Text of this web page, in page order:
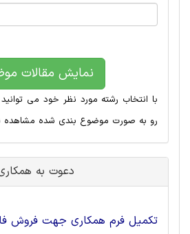
نمایش مقالات
با انتخاب رشته مورد نظر خود می
رو به صورت موضوع بندی شده مشاهده
دعوت به
تکمیل فرم همکاری جهت فروش